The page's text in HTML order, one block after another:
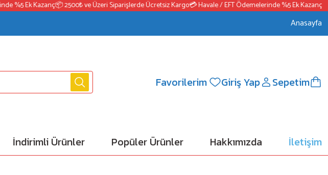
Ek Kazanç📦 2500₺ ve Üzeri Siparişlerde Ücretsiz Kargo💳 Havale / EFT Ödemelerinde %5 Ek Kazanç
Anasayfa
Favorilerim Giriş Yap Sepetim
İndirimli Ürünler Popüler Ürünler Hakkımızda İletişim